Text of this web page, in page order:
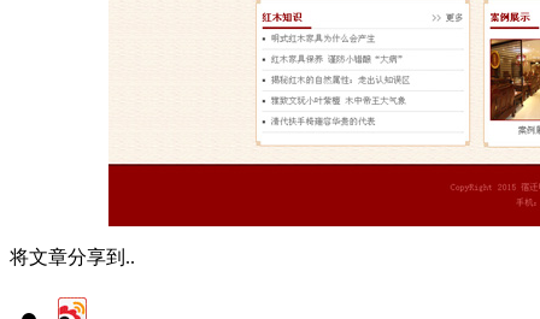
将文章分享到..